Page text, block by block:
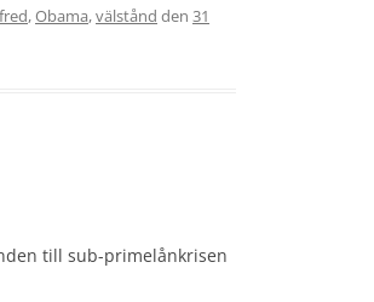
fred,Obama,välstånd den 31
till sub-primelånkrisen